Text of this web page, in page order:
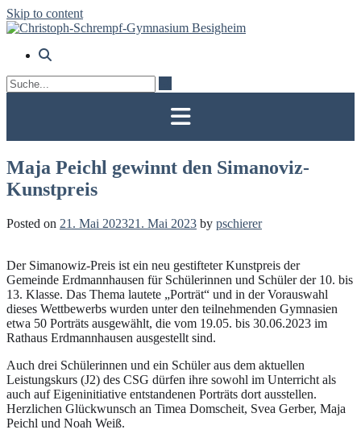
Skip to content
Maja Peichl gewinnt den Simanoviz-
Kunstpreis
Posted on 21. Mai 202321. Mai 2023 by pschierer
Der Simanowiz-Preis ist ein neu gestifteter Kunstpreis der
Gemeinde Erdmannhausen für Schülerinnen und Schüler der 10. bis
13. Klasse. Das Thema lautete „Porträt“ und in der Vorauswahl
dieses Wettbewerbs wurden unter den teilnehmenden Gymnasien
etwa 50 Porträts ausgewählt, die vom 19.05. bis 30.06.2023 im
Rathaus Erdmannhausen ausgestellt sind.
Auch drei Schülerinnen und ein Schüler aus dem aktuellen
Leistungskurs (J2) des CSG dürfen ihre sowohl im Unterricht als
auch auf Eigeninitiative entstandenen Porträts dort ausstellen.
Herzlichen Glückwunsch an Timea Domscheit, Svea Gerber, Maja
Peichl und Noah Weiß.